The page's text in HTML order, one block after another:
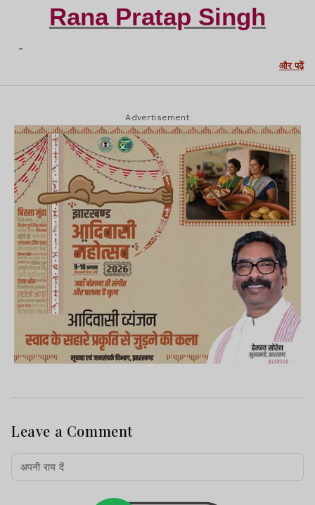
Rana Pratap Singh
-
और पढ़ें
Advertisement
Leave a Comment